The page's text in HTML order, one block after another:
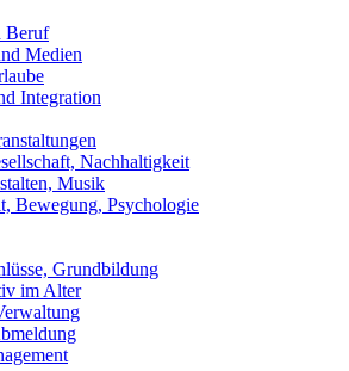
Beruf
Medien
Integration
Nachhaltigkeit
Musik
Bewegung, Psychologie
Grundbildung
im Alter